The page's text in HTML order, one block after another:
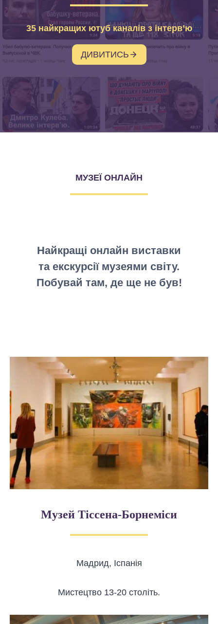
35 найкращих ютуб каналів з інтерв’ю
ДИВИТИСЬ
МУЗЕЇ ОНЛАЙН
Найкращі онлайн виставки
та екскурсії музеями світу.
Побувай там, де ще не був!
Музей Тіссена-Борнеміси
Мадрид, Іспанія
Мистецтво 13-20 століть.